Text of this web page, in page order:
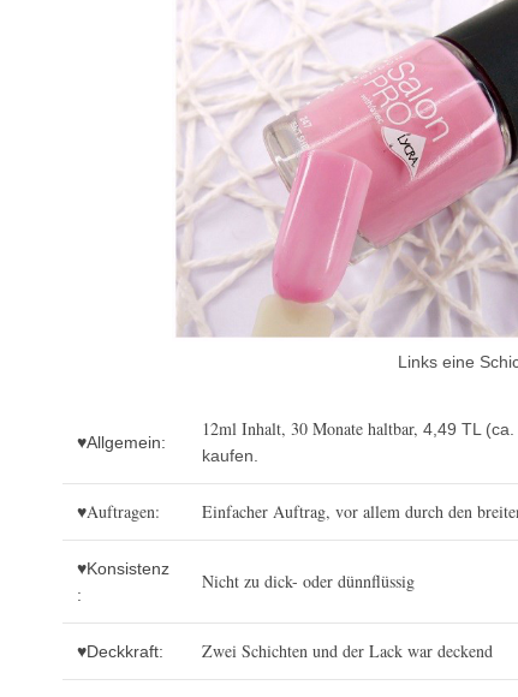
Links eine
♥Allgemein:
12ml Inhalt, 30 Monate haltbar, 4,49 TL
kaufen.
♥Auftragen: Einfacher Auftrag, vor allem durch den
♥Konsistenz
:
Nicht zu dick- oder dünnflüssig
♥Deckkraft: Zwei Schichten und der Lack war deckend